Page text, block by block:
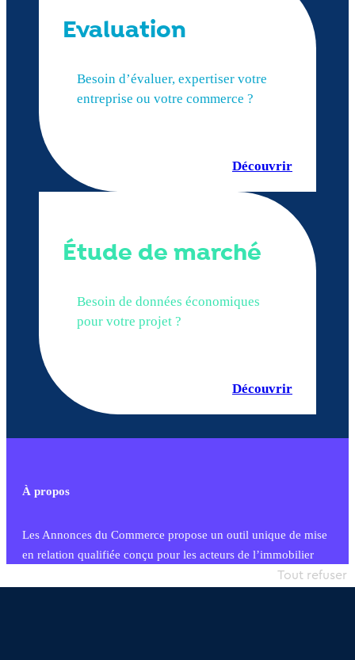
Evaluation
Besoin d’évaluer, expertiser votre
entreprise ou votre commerce ?
Découvrir
Étude de marché
Besoin de données économiques
pour votre projet ?
Découvrir
À propos
Les Annonces du Commerce propose un outil unique de mise
en relation qualifiée conçu pour les acteurs de l’immobilier
commercial et les collectivités territoriales, simple et intégrant
Tout refuser